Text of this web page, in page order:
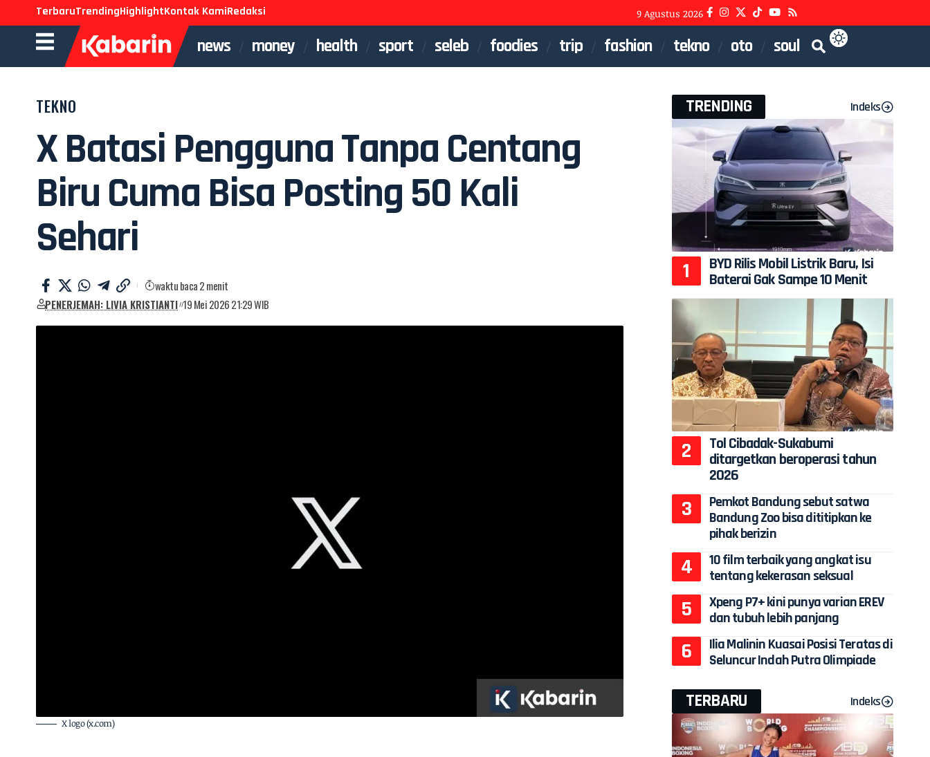
TerbaruTrendingHighlightKontak KamiRedaksi 9 Agustus 2026
news money health sport seleb foodies trip fashion tekno oto soul
TEKNO
X Batasi Pengguna Tanpa Centang
Biru Cuma Bisa Posting 50 Kali
Sehari
PENERJEMAH: LIVIA KRISTIANTI 19 Mei 2026 21:29 WIB
waktu baca 2 menit
X logo (x.com)
TRENDING Indeks
BYD Rilis Mobil Listrik Baru, Isi
Baterai Gak Sampe 10 Menit
Tol Cibadak-Sukabumi
ditargetkan beroperasi tahun
2026
Pemkot Bandung sebut satwa
Bandung Zoo bisa dititipkan ke
pihak berizin
10 film terbaik yang angkat isu
tentang kekerasan seksual
Xpeng P7+ kini punya varian EREV
dan tubuh lebih panjang
Ilia Malinin Kuasai Posisi Teratas di
Seluncur Indah Putra Olimpiade
TERBARU Indeks